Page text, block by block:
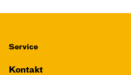
Service
Kontakt